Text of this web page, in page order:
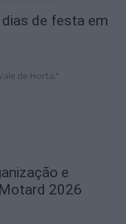
de festa em
de Horta.”
e
2026